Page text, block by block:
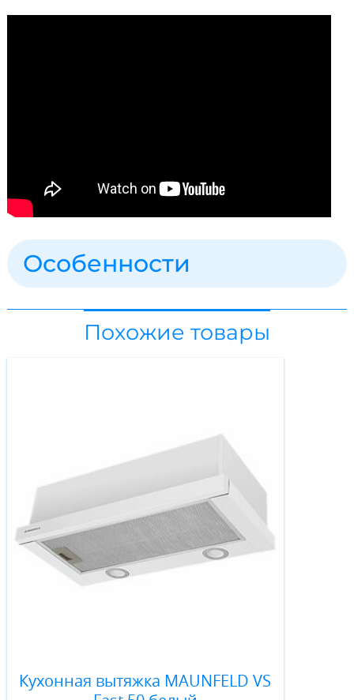
Особенности
Похожие товары
Кухонная вытяжка MAUNFELD VS